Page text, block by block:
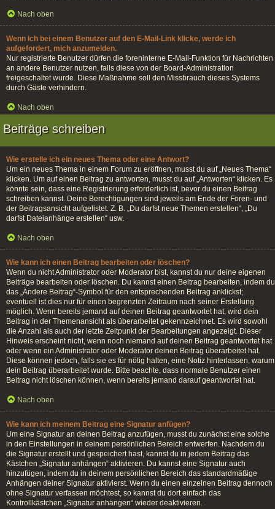
Nach oben
Wenn ich bei einem Benutzer auf den E-Mail-Link klicke, werde ich
aufgefordert, mich anzumelden.
Nur registrierte Benutzer dürfen die foreninterne E-Mail-Funktion für Nachrichten
an andere Benutzer nutzen, falls diese von der Board-Administration
freigeschaltet wurde. Diese Maßnahme soll den Missbrauch dieses Systems
durch Gäste verhindern.
Nach oben
Beiträge schreiben
Wie erstelle ich ein neues Thema oder eine Antwort?
Um ein neues Thema in einem Forum zu eröffnen, musst du auf „Neues Thema“
klicken. Um auf einen Beitrag zu antworten, musst du auf „Antworten“ klicken. Es
könnte sein, dass eine Registrierung erforderlich ist, bevor du einen Beitrag
schreiben kannst. Deine Berechtigungen sind jeweils am Ende der Foren- und
der Beitragsansicht aufgelistet. Z. B. „Du darfst neue Themen erstellen“, „Du
darfst Dateianhänge erstellen“ usw.
Nach oben
Wie kann ich einen Beitrag bearbeiten oder löschen?
Wenn du nicht Administrator oder Moderator bist, kannst du nur deine eigenen
Beiträge bearbeiten oder löschen. Du kannst einen Beitrag bearbeiten, indem du
das „Ändere Beitrag“-Symbol für den entsprechenden Beitrag anklickst;
eventuell ist dies nur für einen begrenzten Zeitraum nach seiner Erstellung
möglich. Wenn bereits jemand auf deinen Beitrag geantwortet hat, wird dein
Beitrag in der Themenansicht als überarbeitet gekennzeichnet. Es wird sowohl
die Anzahl als auch der letzte Zeitpunkt der Bearbeitungen angezeigt. Dieser
Hinweis erscheint nicht, wenn noch niemand auf deinen Beitrag geantwortet hat
oder wenn ein Administrator oder Moderator deinen Beitrag überarbeitet hat.
Diese können jedoch, falls sie es für nötig halten, eine Notiz hinterlassen, warum
dein Beitrag überarbeitet wurde. Bitte beachte, dass normale Benutzer einen
Beitrag nicht löschen können, wenn bereits jemand darauf geantwortet hat.
Nach oben
Wie kann ich meinem Beitrag eine Signatur anfügen?
Um eine Signatur an deinen Beitrag anzufügen, musst du zunächst eine solche
in den Einstellungen in deinem persönlichen Bereich entwerfen. Nachdem du
die Signatur erstellt und gespeichert hast, kannst du in jedem Beitrag das
Kästchen „Signatur anhängen“ aktivieren. Du kannst eine Signatur auch
hinzufügen, indem du in deinem persönlichen Bereich das standardmäßige
Anhängen deiner Signatur aktivierst. Wenn du einen einzelnen Beitrag dennoch
ohne Signatur verfassen möchtest, so kannst du dort einfach das
Kontrollkästchen „Signatur anhängen“ wieder deaktivieren.